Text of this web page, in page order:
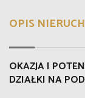
OPIS
OKAZJA |
DZIAŁKI NA